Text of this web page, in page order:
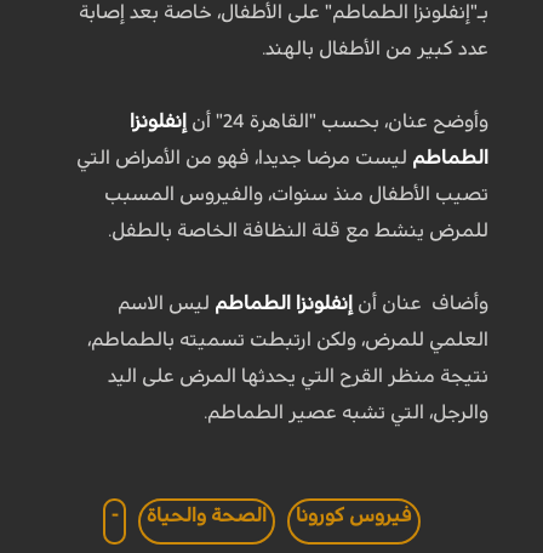
بـ"إنفلونزا الطماطم" على الأطفال، خاصة بعد إصابة
عدد كبير من الأطفال ب‍الهند.
وأوضح عنان، بحسب "القاهرة 24" أن
إنفلونزا
الطماطم ليست مرضا جديدا، فهو من الأمراض التي
تصيب الأطفال منذ سنوات، والفيروس المسبب
للمرض ينشط مع قلة النظافة الخاصة بالطفل.
وأضاف عنان أن إنفلونزا الطماطم ليس الاسم
العلمي للمرض، ولكن ارتبطت تسميته بالطماطم،
نتيجة منظر القرح التي يحدثها المرض على اليد
والرجل، التي تشبه عصير الطماطم.
فيروس كورونا الصحة والحياة -